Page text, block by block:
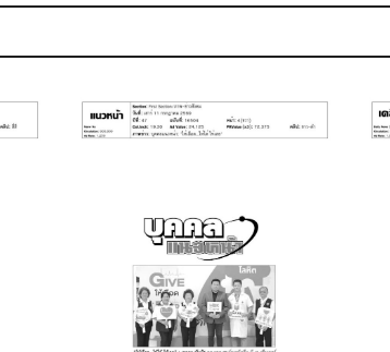
July 20, 2026
โครงการ “Give
Blood Now”